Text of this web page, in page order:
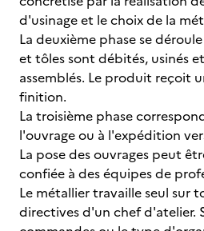
d'usinage et le choix de la
La deuxième phase se
et tôles sont débités, usinés
assemblés. Le produit reçoit
finition.
La troisième phase
l'ouvrage ou à l'expédition
La pose des ouvrages peut
confiée à des équipes de
Le métallier travaille seul sur
directives d'un chef d'atelier.